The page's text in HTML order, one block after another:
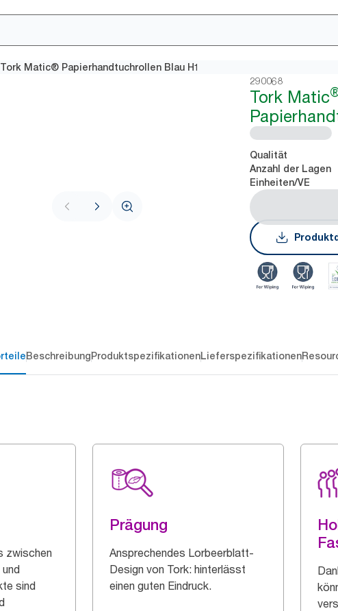
Tork Matic® Papierhandtuchrollen Blau H1
290068
Tork Matic
Qualität
Anzahl der Lagen
Einheiten/VE
BeschreibungProduktspezifikationenLieferspezifikationen
zwischen
sind
Prägung
Ansprechendes Lorbeerblatt-
Design von Tork: hinterlässt
einen guten Eindruck.